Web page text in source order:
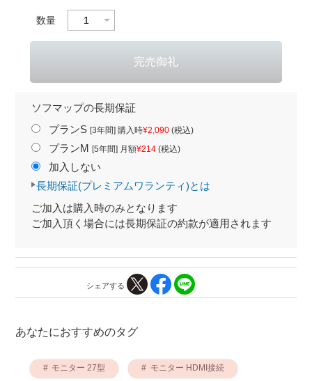
数量
ソフマップの長期保証
プランS [3年間] 購入時¥2,090(税込)
プランM [5年間] 月額¥214(税込)
加入しない
長期保証(プレミアムワランティ)とは
ご加入は購入時のみとなります
ご加入頂く場合には長期保証の約款が適用されます
シェアする
あなたにおすすめのタグ
モニター 27型 モニター HDMI接続